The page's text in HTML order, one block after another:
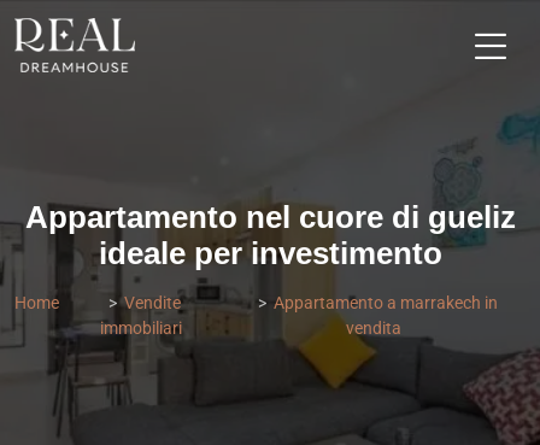
Appartamento nel cuore di gueliz
ideale per investimento
Home
Vendite
immobiliari
Appartamento a marrakech in
vendita